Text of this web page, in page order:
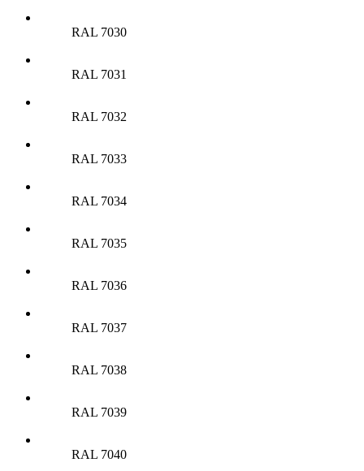
RAL 7030
RAL 7031
RAL 7032
RAL 7033
RAL 7034
RAL 7035
RAL 7036
RAL 7037
RAL 7038
RAL 7039
RAL 7040